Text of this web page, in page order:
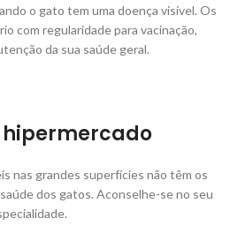
o gato tem uma doença visível. Os
com regularidade para vacinação,
da sua saúde geral.
nas grandes superfícies não têm os
dos gatos. Aconselhe-se no seu